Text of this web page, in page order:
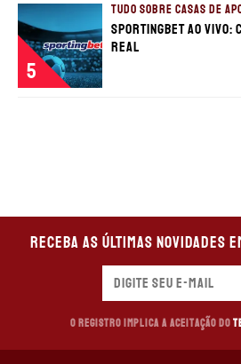
5
TUDO SOBRE CASAS DE
Sportingbet ao vivo:
real
Receba as últimas novidades
O registro implica a aceitação do